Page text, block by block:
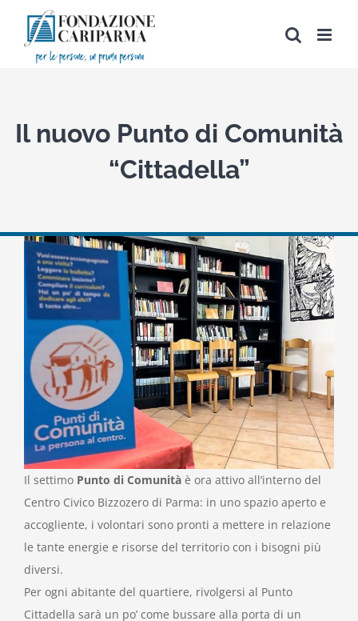
contenuto
Il nuovo Punto di Comunità
“Cittadella”
View
Larger
Image
Il settimo Punto di Comunità è ora attivo all’interno del
Centro Civico Bizzozero di Parma: in uno spazio aperto e
accogliente, i volontari sono pronti a mettere in relazione
le tante energie e risorse del territorio con i bisogni più
diversi.
Per ogni abitante del quartiere, rivolgersi al Punto
Cittadella sarà un po’ come bussare alla porta di un